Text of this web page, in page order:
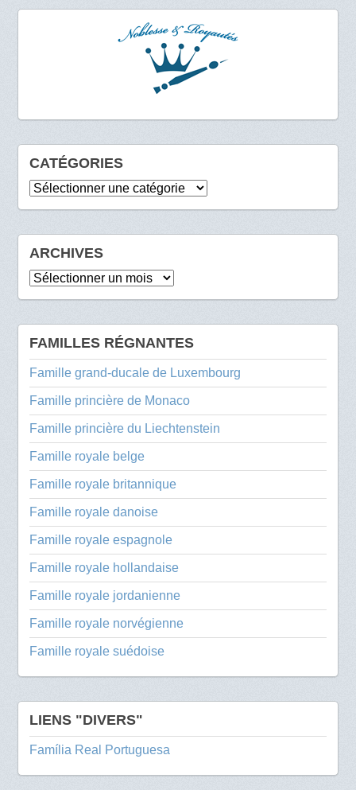
CATÉGORIES
Catégories
ARCHIVES
Archives
FAMILLES RÉGNANTES
Famille grand-ducale de Luxembourg
Famille princière de Monaco
Famille princière du Liechtenstein
Famille royale belge
Famille royale britannique
Famille royale danoise
Famille royale espagnole
Famille royale hollandaise
Famille royale jordanienne
Famille royale norvégienne
Famille royale suédoise
LIENS "DIVERS"
Família Real Portuguesa